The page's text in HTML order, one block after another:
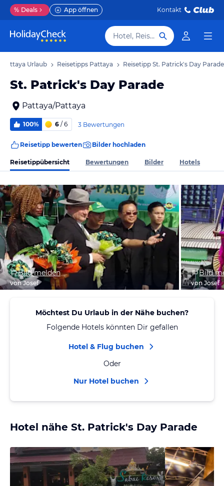
% Deals App öffnen Kontakt
Hotel, Reiseziel
Pattaya Urlaub Reisetipps Pattaya Reisetipp St. Patrick's Day Parade
St. Patrick's Day Parade
Pattaya/Pattaya
100% 6 / 6 3 Bewertungen
Reisetipp bewerten Bilder hochladen
Reisetippübersicht Bewertungen Bilder Hotels
Bild melden
von Josef
Bild
von Josef
Möchtest Du Urlaub in der Nähe buchen?
Folgende Hotels könnten Dir gefallen
Hotel & Flug buchen
Oder
Nur Hotel buchen
Hotel nähe St. Patrick's Day Parade